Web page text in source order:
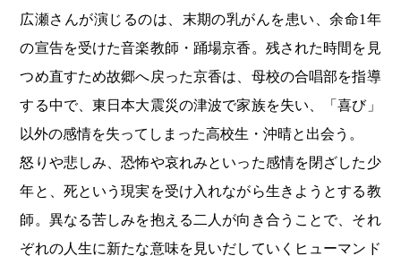
広瀬さんが演じるのは、末期の乳がんを患い、余命1年
の宣告を受けた音楽教師・踊場京香。残された時間を見
つめ直すため故郷へ戻った京香は、母校の合唱部を指導
する中で、東日本大震災の津波で家族を失い、「喜び」
以外の感情を失ってしまった高校生・沖晴と出会う。
怒りや悲しみ、恐怖や哀れみといった感情を閉ざした少
年と、死という現実を受け入れながら生きようとする教
師。異なる苦しみを抱える二人が向き合うことで、それ
ぞれの人生に新たな意味を見いだしていくヒューマンド